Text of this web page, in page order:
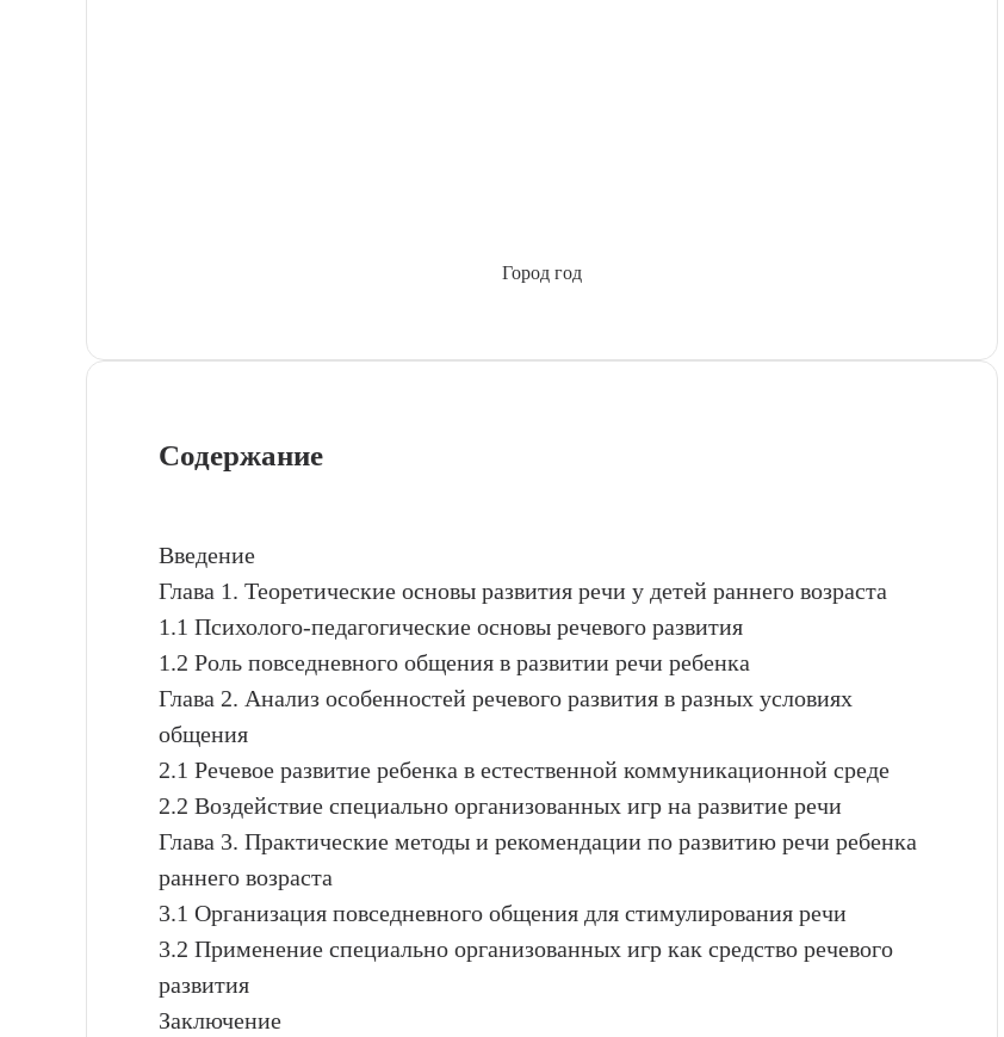
Город год
Содержание
Введение
Глава 1. Теоретические основы развития речи у детей раннего возраста
1.1 Психолого-педагогические основы речевого развития
1.2 Роль повседневного общения в развитии речи ребенка
Глава 2. Анализ особенностей речевого развития в разных условиях
общения
2.1 Речевое развитие ребенка в естественной коммуникационной среде
2.2 Воздействие специально организованных игр на развитие речи
Глава 3. Практические методы и рекомендации по развитию речи ребенка
раннего возраста
3.1 Организация повседневного общения для стимулирования речи
3.2 Применение специально организованных игр как средство речевого
развития
Заключение